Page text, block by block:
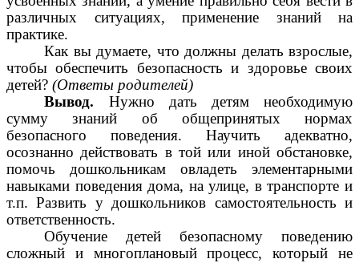
различных ситуациях, применение знаний на
практике.
Как вы думаете, что должны делать взрослые,
чтобы обеспечить безопасность и здоровье своих
детей? (Ответы родителей)
Вывод. Нужно дать детям необходимую
сумму знаний об общепринятых нормах
безопасного поведения. Научить адекватно,
осознанно действовать в той или иной обстановке,
помочь дошкольникам овладеть элементарными
навыками поведения дома, на улице, в транспорте и
т.п. Развить у дошкольников самостоятельность и
ответственность.
Обучение детей безопасному поведению
сложный и многоплановый процесс, который не